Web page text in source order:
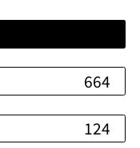
664
124